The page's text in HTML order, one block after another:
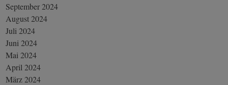
September 2024
August 2024
Juli 2024
Juni 2024
Mai 2024
April 2024
März 2024